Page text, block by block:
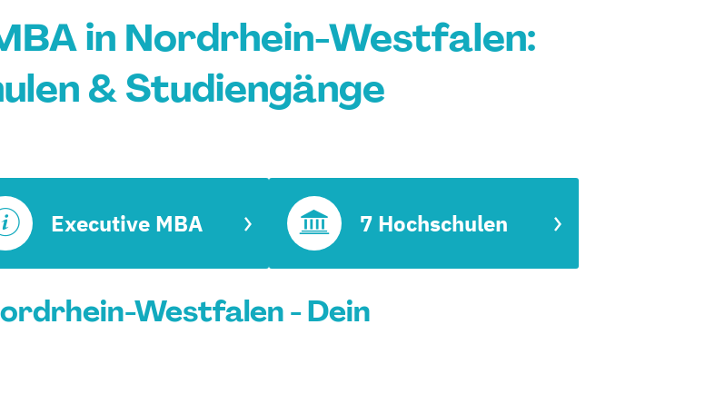
in Nordrhein-Westfalen:
& Studiengänge
Executive MBA 7 Hochschulen
Westfalen - Dein